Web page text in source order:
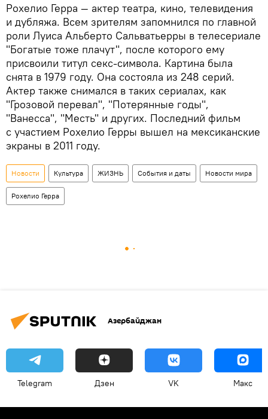
Рохелио Герра — актер театра, кино, телевидения
и дубляжа. Всем зрителям запомнился по главной
роли Луиса Альберто Сальватьерры в телесериале
"Богатые тоже плачут", после которого ему
присвоили титул секс-символа. Картина была
снята в 1979 году. Она состояла из 248 серий.
Актер также снимался в таких сериалах, как
"Грозовой перевал", "Потерянные годы",
"Ванесса", "Месть" и других. Последний фильм
с участием Рохелио Герры вышел на мексиканские
экраны в 2011 году.
Новости Культура ЖИЗНЬ События и даты Новости мира
Рохелио Герра
Азербайджан
Telegram Дзен VK Макс